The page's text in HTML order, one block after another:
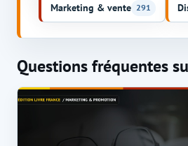
Marketing & vente 291
Questions fréquentes